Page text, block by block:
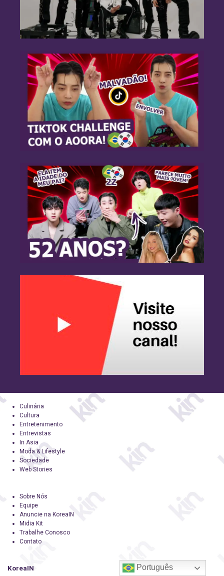
Culinária
Cultura
Entretenimento
Entrevistas
In Asia
Moda & Lifestyle
Sociedade
Web Stories
Sobre Nós
Equipe
Anuncie na KoreaIN
Midia Kit
Trabalhe Conosco
Contato
KoreaIN Português